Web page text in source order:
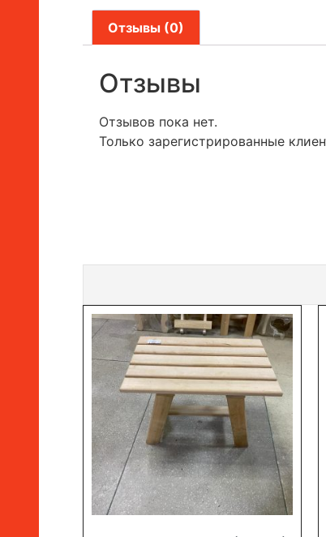
Отзывы (0)
Отзывы
Отзывов пока нет.
Только зарегистрированные